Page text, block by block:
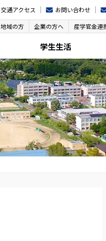
交通アクセス お問い合わせ
地域の方 企業の方へ 産学官金連
学生生活